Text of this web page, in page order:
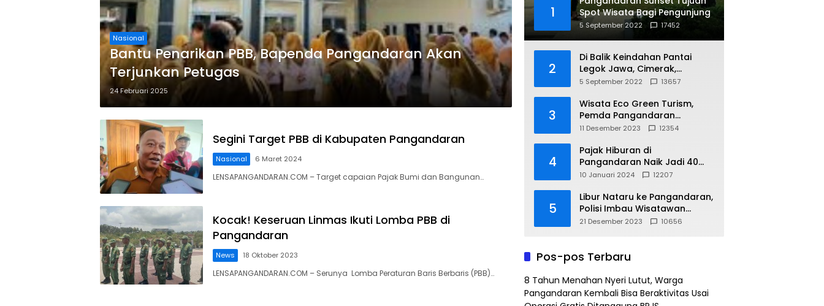
Nasional
Bantu Penarikan PBB, Bapenda Pangandaran Akan
Terjunkan Petugas
24 Februari 2025
Segini Target PBB di Kabupaten Pangandaran
Nasional 6 Maret 2024
LENSAPANGANDARAN.COM – Target capaian Pajak Bumi dan Bangunan…
Kocak! Keseruan Linmas Ikuti Lomba PBB di
Pangandaran
News 18 Oktober 2023
LENSAPANGANDARAN.COM – Serunya Lomba Peraturan Baris Berbaris (PBB)…
1
Spot Wisata Bagi Pengunjung
5 September 2022 17452
2
Di Balik Keindahan Pantai
Legok Jawa, Cimerak,
Pangandaran
5 September 2022 13657
3
Wisata Eco Green Turism,
Pemda Pangandaran
Gandeng PLN
11 Desember 2023 12354
4
Pajak Hiburan di
Pangandaran Naik Jadi 40
Persen
10 Januari 2024 12207
5
Libur Nataru ke Pangandaran,
Polisi Imbau Wisatawan
Gunakan Jalur Arteri
21 Desember 2023 10656
Pos-pos Terbaru
8 Tahun Menahan Nyeri Lutut, Warga
Pangandaran Kembali Bisa Beraktivitas Usai